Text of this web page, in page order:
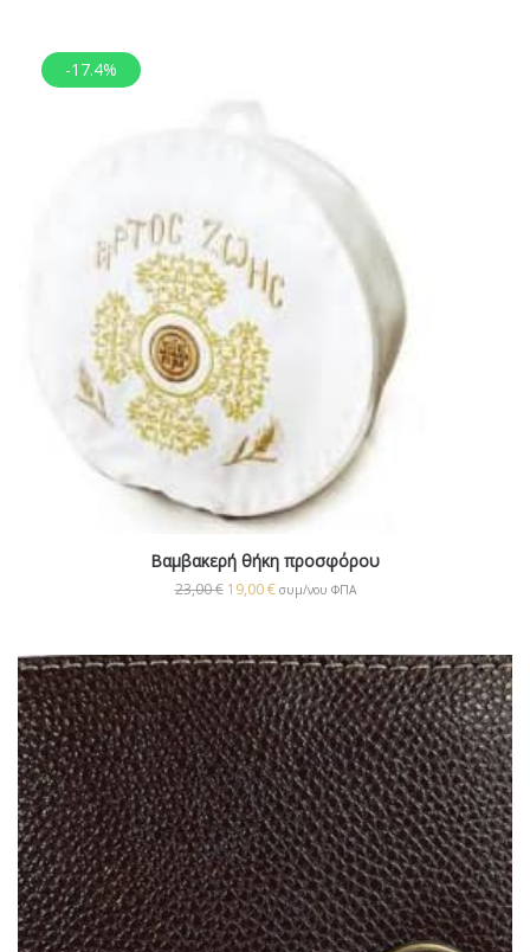
-17.4%
Βαμβακερή θήκη προσφόρου
23,00€ 19,00€ συμ/νου ΦΠΑ